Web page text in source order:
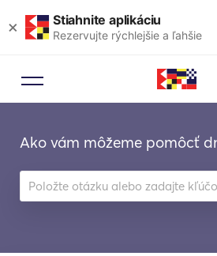
× Stiahnite aplikáciu
Rezervujte rýchlejšie a ľahšie
Ako vám môžeme pomôcť